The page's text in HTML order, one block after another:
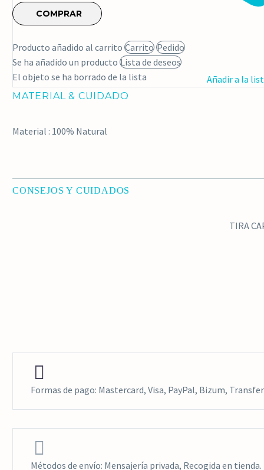
Añadir a la
PELO
PIEL
COMPRAR
Producto añadido al carrito Carrito Pedido
Se ha añadido un producto Lista de deseos
El objeto se ha borrado de la lista
MATERIAL & CUIDADO
Material : 100% Natural
CONSEJOS Y CUIDADOS
TIRA


Formas de pago: Mastercard, Visa, PayPal, Bizum,


Métodos de envío: Mensajería privada, Recogida en tienda.